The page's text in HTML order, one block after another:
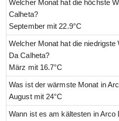
Welcher Monat hat die höchste
Calheta?
September mit 22.9°C
Welcher Monat hat die
Da Calheta?
März mit 16.7°C
Was ist der wärmste Monat in
August mit 24°C
Wann ist es am kältesten in Arco